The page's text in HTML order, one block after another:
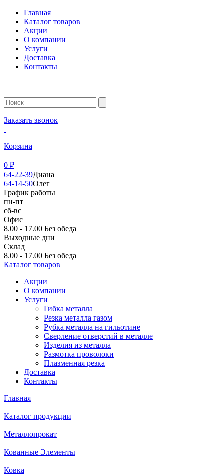
Главная
Каталог товаров
Акции
О компании
Услуги
Доставка
Контакты
Заказать звонок
Корзина
0 ₽
64-22-39Диана
64-14-50Олег
График работы
пн-пт
сб-вс
Офис
8.00 - 17.00 Без обеда
Выходные дни
Склад
8.00 - 17.00 Без обеда
Каталог товаров
Акции
О компании
Услуги
Гибка металла
Резка металла газом
Рубка металла на гильотине
Сверление отверстий в металле
Изделия из металла
Размотка проволоки
Плазменная резка
Доставка
Контакты
Главная
Каталог продукции
Металлопрокат
Кованные Элементы
Ковка